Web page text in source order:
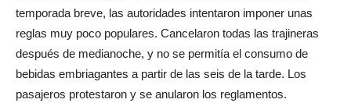
temporada breve, las autoridades intentaron imponer unas
reglas muy poco populares. Cancelaron todas las trajineras
después de medianoche, y no se permitía el consumo de
bebidas embriagantes a partir de las seis de la tarde. Los
pasajeros protestaron y se anularon los reglamentos.